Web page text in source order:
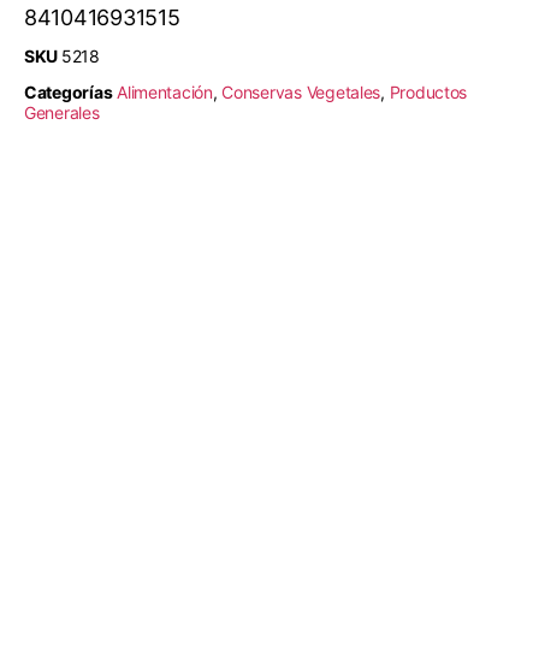
8410416931515
SKU 5218
Categorías Alimentación, Conservas Vegetales, Productos
Generales